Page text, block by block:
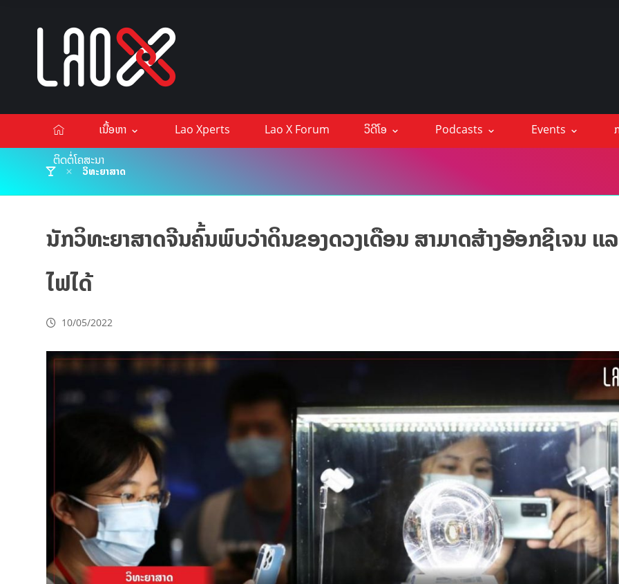
ເນື້ອຫາ Lao Xperts Lao X Forum ວິດີໂອ Podcasts Events
ຕິດຕໍ່ໂຄສະນາ
ວິທະຍາສາດ
ນັກວິທະຍາສາດຈີນຄົ້ນພົບວ່າດິນຂອງດວງເດືອນ ສາມາດສ້າງອັອກຊີເຈນ ແລ
ໄຟໄດ້
10/05/2022